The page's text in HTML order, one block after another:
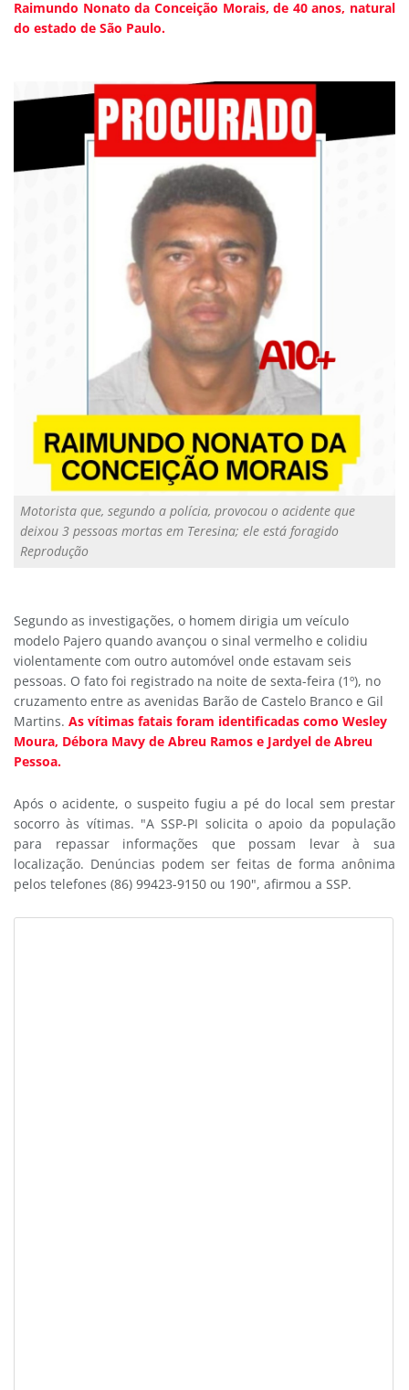
Raimundo Nonato da Conceição Morais, de 40 anos, natural
do estado de São Paulo.
Motorista que, segundo a polícia, provocou o acidente que
deixou 3 pessoas mortas em Teresina; ele está foragido
Reprodução
Segundo as investigações, o homem dirigia um veículo
modelo Pajero quando avançou o sinal vermelho e colidiu
violentamente com outro automóvel onde estavam seis
pessoas. O fato foi registrado na noite de sexta-feira (1º), no
cruzamento entre as avenidas Barão de Castelo Branco e Gil
Martins. As vítimas fatais foram identificadas como Wesley
Moura, Débora Mavy de Abreu Ramos e Jardyel de Abreu
Pessoa.
Após o acidente, o suspeito fugiu a pé do local sem prestar
socorro às vítimas. "A SSP-PI solicita o apoio da população
para repassar informações que possam levar à sua
localização. Denúncias podem ser feitas de forma anônima
pelos telefones (86) 99423-9150 ou 190", afirmou a SSP.